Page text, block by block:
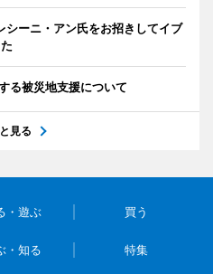
シーニ・アン氏をお招きしてイブ
る被災地支援について
見る
・遊ぶ 買う
・知る 特集